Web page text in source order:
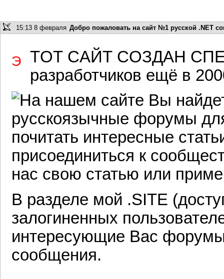
15:13 8 февраля Добро пожаловать на сайт №1 русской .NET
Э тот сайт создан
разработчиков ещё в
На нашем сайте Вы
русскоязычные форумы
почитать интересные
присоединиться к
нас свою статью или
В разделе мой .SITE
залогиненных
интересующие Вас
сообщения.